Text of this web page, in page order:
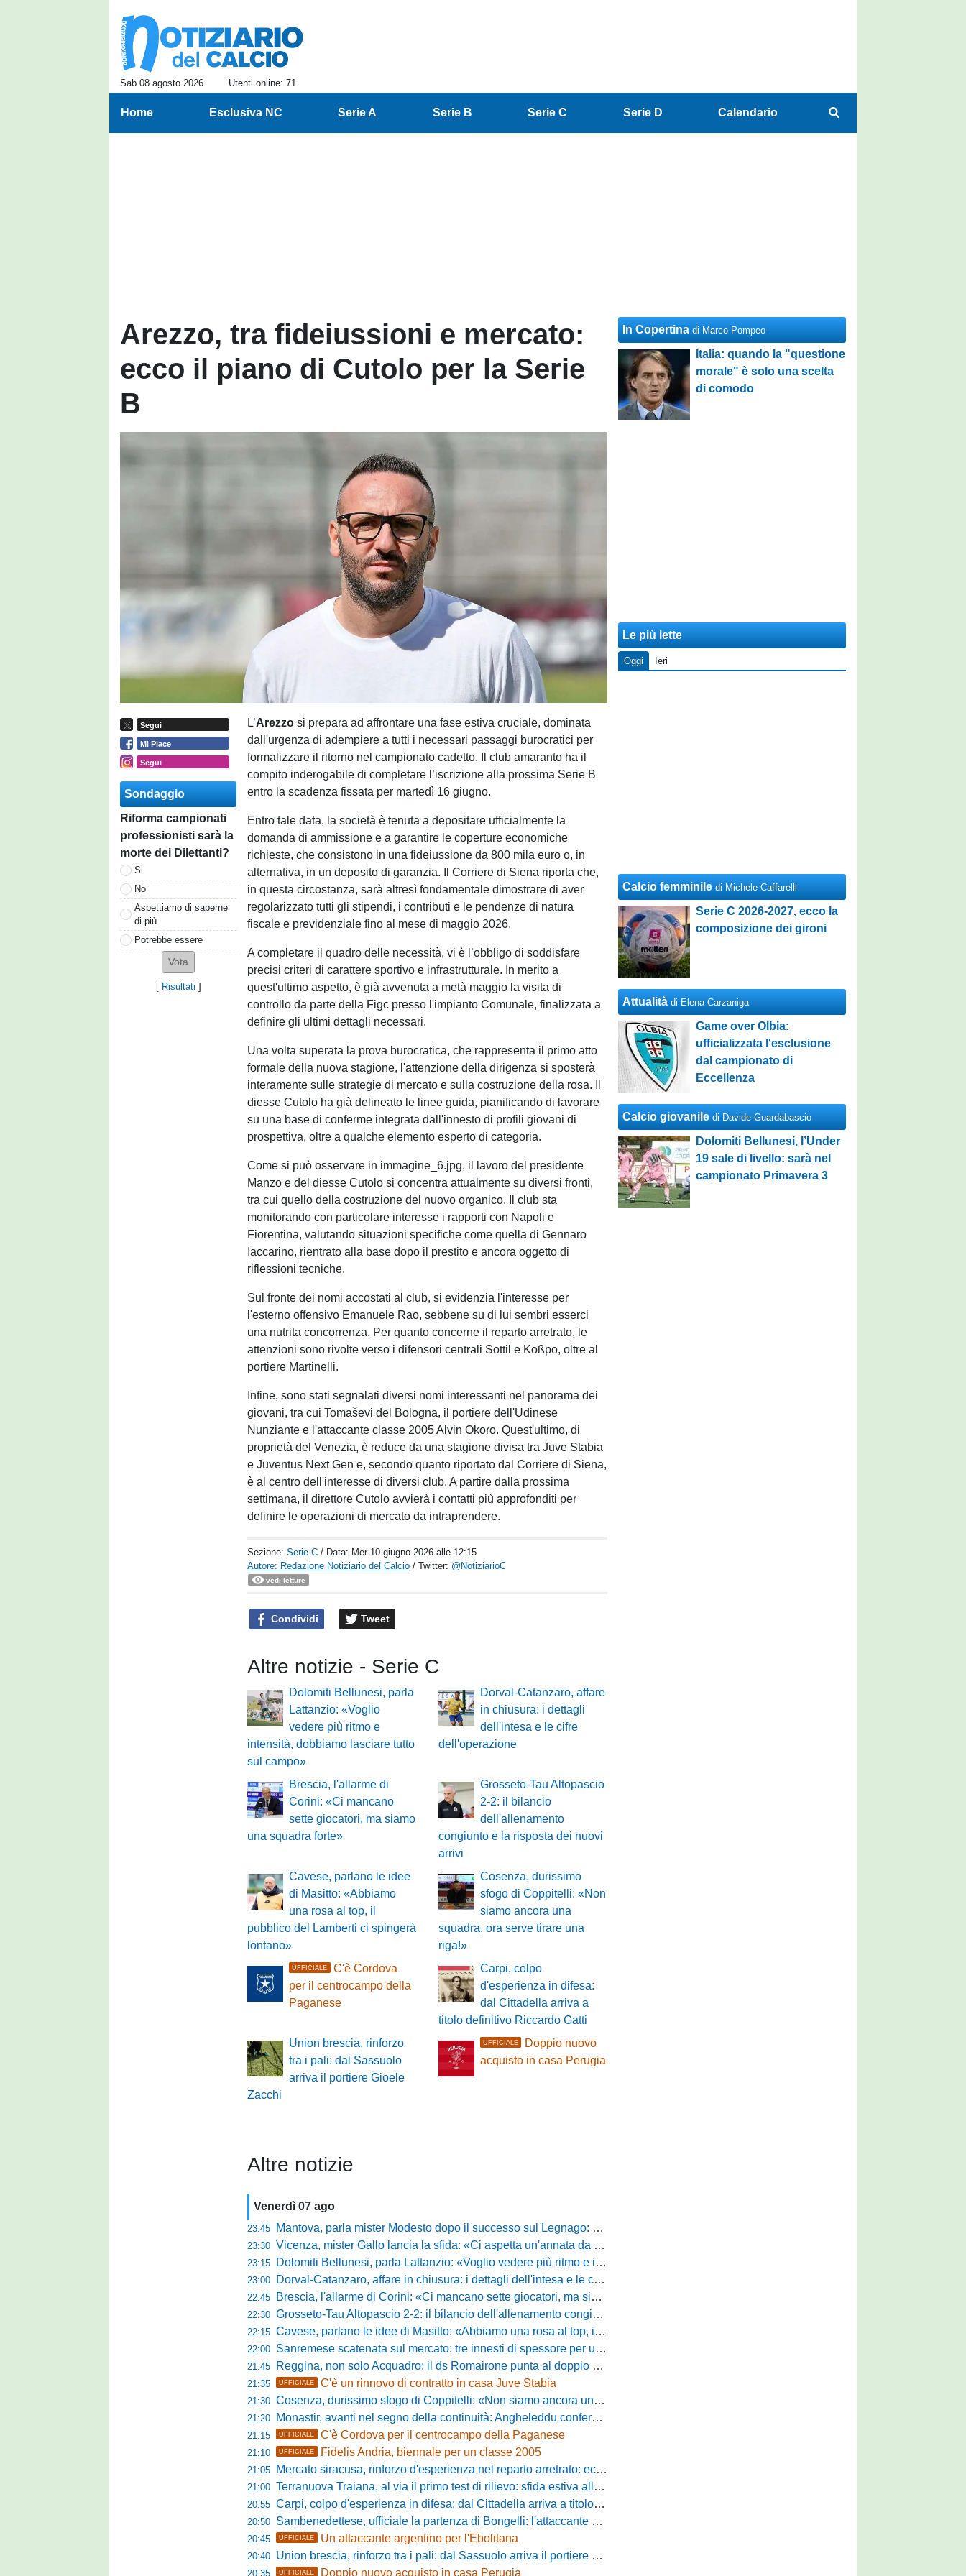
Sab 08 agosto 2026 Utenti online: 71
Home Esclusiva NC Serie A Serie B Serie C Serie D Calendario
Arezzo, tra fideiussioni e mercato:
ecco il piano di Cutolo per la Serie
B
Segui
Mi Piace
Segui
Sondaggio
Riforma campionati
professionisti sarà la
morte dei Dilettanti?
Si
No
Aspettiamo di saperne
di più
Potrebbe essere
[ Risultati ]
L’Arezzosi prepara ad affrontare una fase estiva cruciale, dominata
dall'urgenza di adempiere a tutti i necessari passaggi burocratici per
formalizzare il ritorno nel campionato cadetto. Il club amaranto ha il
compito inderogabile di completare l’iscrizione alla prossima Serie B
entro la scadenza fissata per martedì 16 giugno.
Entro tale data, la società è tenuta a depositare ufficialmente la
domanda di ammissione e a garantire le coperture economiche
richieste, che consistono in una fideiussione da 800 mila euro o, in
alternativa, in un deposito di garanzia. Il Corriere di Siena riporta che,
in questa circostanza, sarà altresì fondamentale dimostrare di aver
regolarizzato tutti gli stipendi, i contributi e le pendenze di natura
fiscale e previdenziale fino al mese di maggio 2026.
A completare il quadro delle necessità, vi è l’obbligo di soddisfare
precisi criteri di carattere sportivo e infrastrutturale. In merito a
quest'ultimo aspetto, è già avvenuta a metà maggio la visita di
controllo da parte della Figc presso l'impianto Comunale, finalizzata a
definire gli ultimi dettagli necessari.
Una volta superata la prova burocratica, che rappresenta il primo atto
formale della nuova stagione, l'attenzione della dirigenza si sposterà
interamente sulle strategie di mercato e sulla costruzione della rosa. Il
diesse Cutolo ha già delineato le linee guida, pianificando di lavorare
su una base di conferme integrata dall'innesto di profili giovani di
prospettiva, oltre a qualche elemento esperto di categoria.
Come si può osservare in immagine_6.jpg, il lavoro del presidente
Manzo e del diesse Cutolo si concentra attualmente su diversi fronti,
tra cui quello della costruzione del nuovo organico. Il club sta
monitorando con particolare interesse i rapporti con Napoli e
Fiorentina, valutando situazioni specifiche come quella di Gennaro
Iaccarino, rientrato alla base dopo il prestito e ancora oggetto di
riflessioni tecniche.
Sul fronte dei nomi accostati al club, si evidenzia l'interesse per
l'esterno offensivo Emanuele Rao, sebbene su di lui sembri esserci
una nutrita concorrenza. Per quanto concerne il reparto arretrato, le
attenzioni sono rivolte verso i difensori centrali Sottil e Koßpo, oltre al
portiere Martinelli.
Infine, sono stati segnalati diversi nomi interessanti nel panorama dei
giovani, tra cui Tomaševi del Bologna, il portiere dell'Udinese
Nunziante e l'attaccante classe 2005 Alvin Okoro. Quest'ultimo, di
proprietà del Venezia, è reduce da una stagione divisa tra Juve Stabia
e Juventus Next Gen e, secondo quanto riportato dal Corriere di Siena,
è al centro dell'interesse di diversi club. A partire dalla prossima
settimana, il direttore Cutolo avvierà i contatti più approfonditi per
definire le operazioni di mercato da intraprendere.
Sezione:Serie C / Data: Mer 10 giugno 2026 alle 12:15
Autore: Redazione Notiziario del Calcio / Twitter: @NotiziarioC
vedi letture
Condividi Tweet
Altre notizie - Serie C
Dolomiti Bellunesi, parla
Lattanzio: «Voglio
vedere più ritmo e
intensità, dobbiamo lasciare tutto
sul campo»
Dorval-Catanzaro, affare
in chiusura: i dettagli
dell'intesa e le cifre
dell'operazione
Brescia, l'allarme di
Corini: «Ci mancano
sette giocatori, ma siamo
una squadra forte»
Grosseto-Tau Altopascio
2-2: il bilancio
dell'allenamento
congiunto e la risposta dei nuovi
arrivi
Cavese, parlano le idee
di Masitto: «Abbiamo
una rosa al top, il
pubblico del Lamberti ci spingerà
lontano»
Cosenza, durissimo
sfogo di Coppitelli: «Non
siamo ancora una
squadra, ora serve tirare una
riga!»
UFFICIALE
C'è Cordova
per il centrocampo della
Paganese
Carpi, colpo
d'esperienza in difesa:
dal Cittadella arriva a
titolo definitivo Riccardo Gatti
Union brescia, rinforzo
tra i pali: dal Sassuolo
arriva il portiere Gioele
Zacchi
UFFICIALE
Doppio nuovo
acquisto in casa Perugia
Altre notizie
Venerdì 07 ago
23:45 Mantova, parla mister Modesto dopo il successo sul Legnago: "Buona tenuta nervosa, ma dobbiamo migliorare"
23:30 Vicenza, mister Gallo lancia la sfida: «Ci aspetta un'annata da protagonisti in B, ma qui nessuno ha il posto fisso»
23:15 Dolomiti Bellunesi, parla Lattanzio: «Voglio vedere più ritmo e intensità, dobbiamo lasciare tutto sul campo»
23:00 Dorval-Catanzaro, affare in chiusura: i dettagli dell'intesa e le cifre dell'operazione
22:45 Brescia, l'allarme di Corini: «Ci mancano sette giocatori, ma siamo una squadra forte»
22:30 Grosseto-Tau Altopascio 2-2: il bilancio dell'allenamento congiunto e la risposta dei nuovi arrivi
22:15 Cavese, parlano le idee di Masitto: «Abbiamo una rosa al top, il pubblico del Lamberti ci spingerà lontano»
22:00 Sanremese scatenata sul mercato: tre innesti di spessore per un attacco da sogni
21:45 Reggina, non solo Acquadro: il ds Romairone punta al doppio colpo Baldan-Volpicelli
21:35 UFFICIALE C'è un rinnovo di contratto in casa Juve Stabia
21:30 Cosenza, durissimo sfogo di Coppitelli: «Non siamo ancora una squadra, ora serve tirare una riga!»
21:20 Monastir, avanti nel segno della continuità: Angheleddu confermato in panchina, in attacco arriva Loru
21:15 UFFICIALE C'è Cordova per il centrocampo della Paganese
21:10 UFFICIALE Fidelis Andria, biennale per un classe 2005
21:05 Mercato siracusa, rinforzo d'esperienza nel reparto arretrato: ecco Orlando
21:00 Terranuova Traiana, al via il primo test di rilievo: sfida estiva allo Zecchini con il Grosseto
20:55 Carpi, colpo d'esperienza in difesa: dal Cittadella arriva a titolo definitivo Riccardo Gatti
20:50 Sambenedettese, ufficiale la partenza di Bongelli: l'attaccante passa in Serie D
20:45 UFFICIALE Un attaccante argentino per l'Ebolitana
20:40 Union brescia, rinforzo tra i pali: dal Sassuolo arriva il portiere Gioele Zacchi
20:35 UFFICIALE Doppio nuovo acquisto in casa Perugia
In Copertina di Marco Pompeo
Italia: quando la "questione
morale" è solo una scelta
di comodo
Le più lette
Oggi Ieri
Calcio femminile di Michele Caffarelli
Serie C 2026-2027, ecco la
composizione dei gironi
Attualità di Elena Carzaniga
Game over Olbia:
ufficializzata l'esclusione
dal campionato di
Eccellenza
Calcio giovanile di Davide Guardabascio
Dolomiti Bellunesi, l’Under
19 sale di livello: sarà nel
campionato Primavera 3